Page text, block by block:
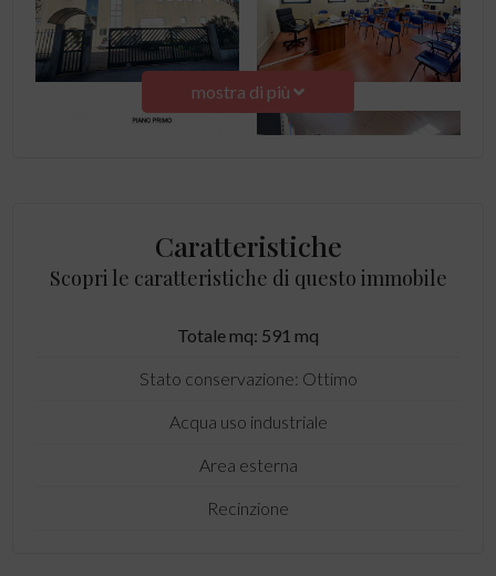
mostra di più
Caratteristiche
Scopri le caratteristiche di questo immobile
Totale mq: 591 mq
Stato conservazione: Ottimo
Acqua uso industriale
Area esterna
Recinzione